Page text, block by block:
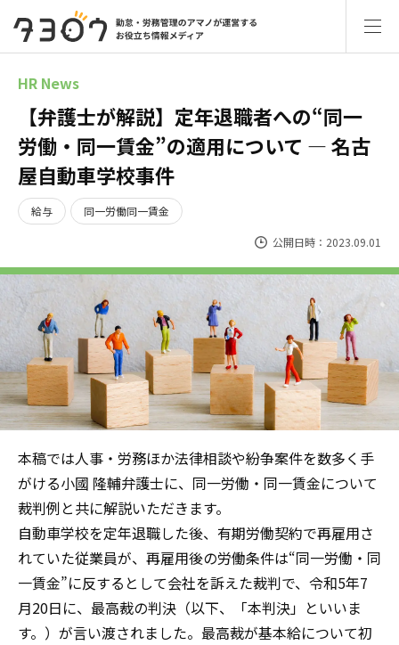
HR News
【弁護士が解説】定年退職者への“同一
労働・同一賃金”の適用について ― 名古
屋自動車学校事件
給与 同一労働同一賃金
公開日時：2023.09.01
本稿では人事・労務ほか法律相談や紛争案件を数多く手
がける小國 隆輔弁護士に、同一労働・同一賃金について
裁判例と共に解説いただきます。
自動車学校を定年退職した後、有期労働契約で再雇用さ
れていた従業員が、再雇用後の労働条件は“同一労働・同
一賃金”に反するとして会社を訴えた裁判で、令和5年7
月20日に、最高裁の判決（以下、「本判決」といいま
す。）が言い渡されました。最高裁が基本給について初